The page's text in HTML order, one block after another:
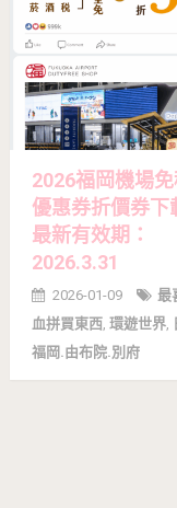
2026福岡機場
優惠券折價券下
最新有效期：
2026.3.31
2026-01-09
最
血拼買東西, 環遊世界,
福岡.由布院.別府